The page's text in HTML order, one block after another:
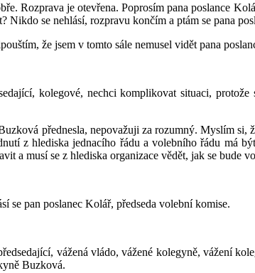
Rozprava je otevřena. Poprosím pana poslance
Nikdo se nehlásí, rozpravu končím a ptám se pana
že jsem v tomto sále nemusel vidět pana
kolegové, nechci komplikovat situaci,
přednesla, nepovažuji za rozumný. Myslím
z hlediska jednacího řádu a volebního řádu má
a musí se z hlediska organizace vědět, jak se
se pan poslanec Kolář, předseda volební komise.
vážená vládo, vážené kolegyně, vážení
Buzková.